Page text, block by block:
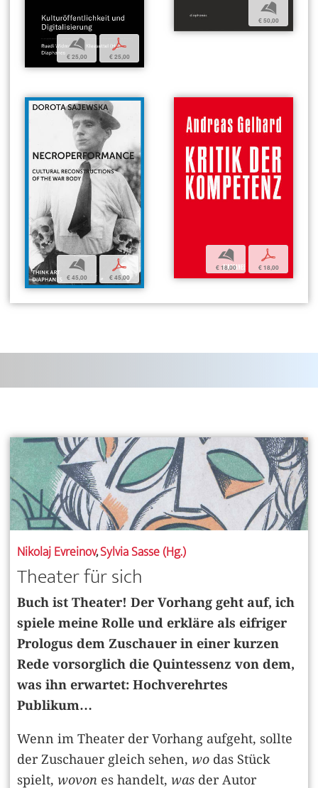
b
€ 25,00
p
€ 25,00
b
€ 50,00
b
€ 45,00
p
€ 45,00
b
€ 18,00
p
€ 18,00
Nikolaj Evreinov,Sylvia Sasse (Hg.)
Theater für sich
Buch ist Theater! Der Vorhang geht auf, ich
spiele meine Rolle und erkläre als eifriger
Prologus dem Zuschauer in einer kurzen
Rede vorsorglich die Quintessenz von dem,
was ihn erwartet: Hochverehrtes
Publikum…
Wenn im Theater der Vorhang aufgeht, sollte
der Zuschauer gleich sehen, wo das Stück
spielt, wovon es handelt, was der Autor